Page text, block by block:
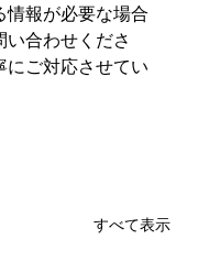
情報が必要な場合
合わせくださ
にご対応させてい
すべて表示